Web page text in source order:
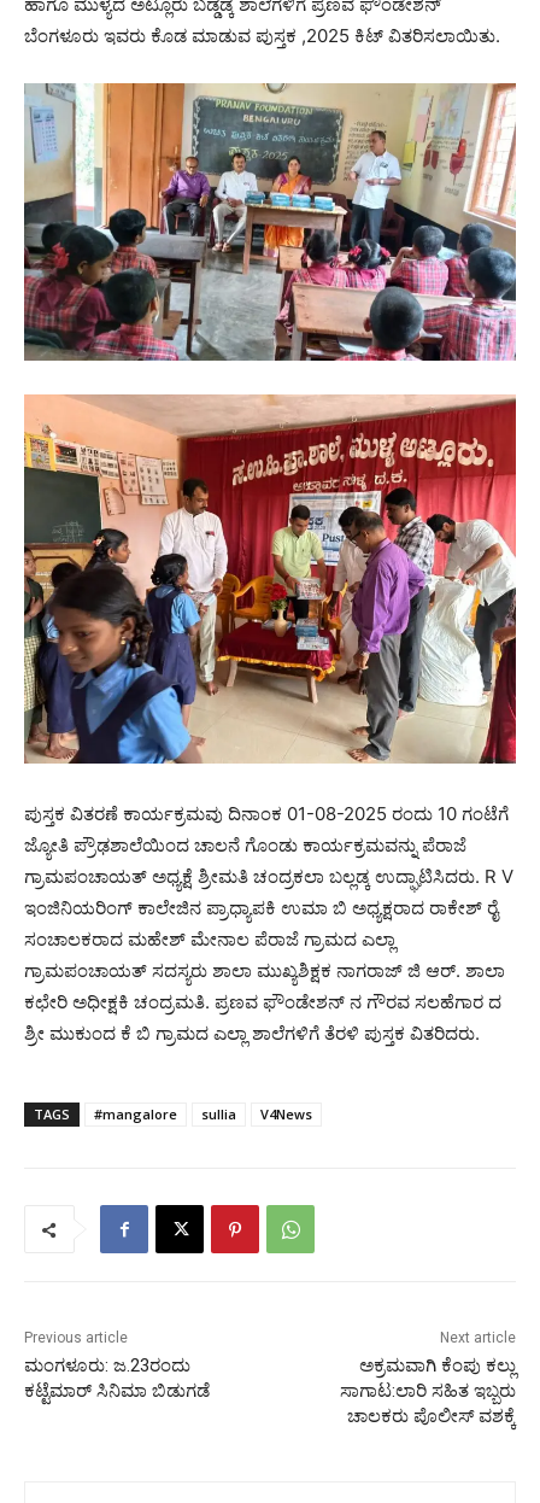
ಹಾಗೂ ಮುಳ್ಯದ ಅಟ್ಲೂರು ಬಡ್ಡಡ್ಕ ಶಾಲೆಗಳಿಗೆ ಪ್ರಣವ ಫೌಂಡೇಶನ್
ಬೆಂಗಳೂರು ಇವರು ಕೊಡ ಮಾಡುವ ಪುಸ್ತಕ ,2025 ಕಿಟ್ ವಿತರಿಸಲಾಯಿತು.
ಪುಸ್ತಕ ವಿತರಣೆ ಕಾರ್ಯಕ್ರಮವು ದಿನಾಂಕ 01-08-2025 ರಂದು 10 ಗಂಟೆಗೆ
ಜ್ಯೋತಿ ಪ್ರೌಢಶಾಲೆಯಿಂದ ಚಾಲನೆ ಗೊಂಡು ಕಾರ್ಯಕ್ರಮವನ್ನು ಪೆರಾಜೆ
ಗ್ರಾಮಪಂಚಾಯತ್ ಅಧ್ಯಕ್ಷೆ ಶ್ರೀಮತಿ ಚಂದ್ರಕಲಾ ಬಲ್ಲಡ್ಕ ಉದ್ಘಾಟಿಸಿದರು. R V
ಇಂಜಿನಿಯರಿಂಗ್ ಕಾಲೇಜಿನ ಪ್ರಾಧ್ಯಾಪಕಿ ಉಮಾ ಬಿ ಅಧ್ಯಕ್ಷರಾದ ರಾಕೇಶ್ ರೈ
ಸಂಚಾಲಕರಾದ ಮಹೇಶ್ ಮೇನಾಲ ಪೆರಾಜೆ ಗ್ರಾಮದ ಎಲ್ಲಾ
ಗ್ರಾಮಪಂಚಾಯತ್ ಸದಸ್ಯರು ಶಾಲಾ ಮುಖ್ಯಶಿಕ್ಷಕ ನಾಗರಾಜ್ ಜಿ ಆರ್. ಶಾಲಾ
ಕಛೇರಿ ಅಧೀಕ್ಷಕಿ ಚಂದ್ರಮತಿ. ಪ್ರಣವ ಫೌಂಡೇಶನ್ ನ ಗೌರವ ಸಲಹೆಗಾರ ದ
ಶ್ರೀ ಮುಕುಂದ ಕೆ ಬಿ ಗ್ರಾಮದ ಎಲ್ಲಾ ಶಾಲೆಗಳಿಗೆ ತೆರಳಿ ಪುಸ್ತಕ ವಿತರಿದರು.
TAGS #mangalore sullia V4News
Previous article
ಮಂಗಳೂರು: ಜ.23ರಂದು
ಕಟ್ಟೆಮಾರ್ ಸಿನಿಮಾ ಬಿಡುಗಡೆ
Next article
ಅಕ್ರಮವಾಗಿ ಕೆಂಪು ಕಲ್ಲು
ಸಾಗಾಟ:ಲಾರಿ ಸಹಿತ ಇಬ್ಬರು
ಚಾಲಕರು ಪೊಲೀಸ್ ವಶಕ್ಕೆ